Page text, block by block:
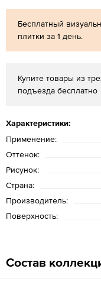
Бесплатный
плитки за 1 день.
Купите товары из
подъезда бесплатно
Характеристики:
Применение:
Оттенок:
Рисунок:
Страна:
Производитель:
Поверхность:
Состав